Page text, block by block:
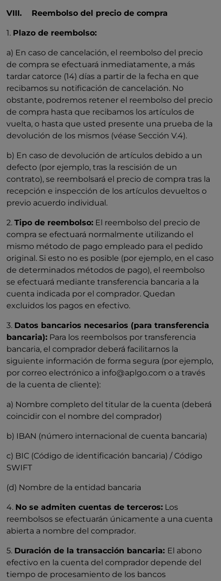
VIII. Reembolso del precio de compra
1. Plazo de reembolso:
a) En caso de cancelación, el reembolso del precio
de compra se efectuará inmediatamente, a más
tardar catorce (14) días a partir de la fecha en que
recibamos su notificación de cancelación. No
obstante, podremos retener el reembolso del precio
de compra hasta que recibamos los artículos de
vuelta, o hasta que usted presente una prueba de la
devolución de los mismos (véase Sección V.4).
b) En caso de devolución de artículos debido a un
defecto (por ejemplo, tras la rescisión de un
contrato), se reembolsará el precio de compra tras la
recepción e inspección de los artículos devueltos o
previo acuerdo individual.
2.Tipo de reembolso: El reembolso del precio de
compra se efectuará normalmente utilizando el
mismo método de pago empleado para el pedido
original. Si esto no es posible (por ejemplo, en el caso
de determinados métodos de pago), el reembolso
se efectuará mediante transferencia bancaria a la
cuenta indicada por el comprador. Quedan
excluidos los pagos en efectivo.
3. Datos bancarios necesarios (para transferencia
bancaria): Para los reembolsos por transferencia
bancaria, el comprador deberá facilitarnos la
siguiente información de forma segura (por ejemplo,
por correo electrónico a info@aplgo.com o a través
de la cuenta de cliente):
a) Nombre completo del titular de la cuenta (deberá
coincidir con el nombre del comprador)
b) IBAN (número internacional de cuenta bancaria)
c) BIC (Código de identificación bancaria) / Código
SWIFT
(d) Nombre de la entidad bancaria
4. No se admiten cuentas de terceros: Los
reembolsos se efectuarán únicamente a una cuenta
abierta a nombre del comprador.
5. Duración de la transacción bancaria: El abono
efectivo en la cuenta del comprador depende del
tiempo de procesamiento de los bancos